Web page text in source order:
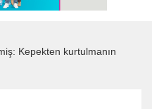
Kepekten kurtulmanın